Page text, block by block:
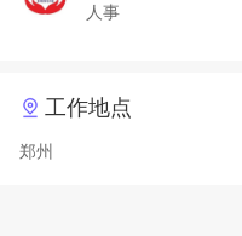
人事
工作地点
郑州